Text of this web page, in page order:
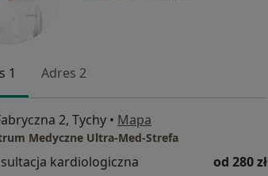
1 Adres 2
2, Tychy • Mapa
Medyczne Ultra-Med-Strefa
kardiologiczna od 280 zł